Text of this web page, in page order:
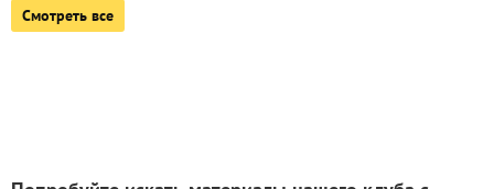
Смотреть все